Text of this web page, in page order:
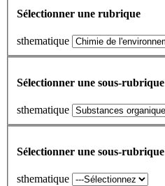
Sélectionner une rubrique
sthematique
Sélectionner une sous-rubrique
sthematique
Sélectionner une sous-rubrique
sthematique